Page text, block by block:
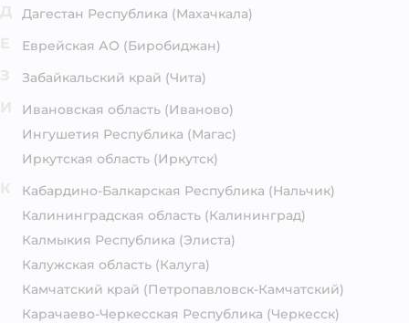
Дагестан Республика (Махачкала)
Еврейская АО (Биробиджан)
Забайкальский край (Чита)
Ивановская область (Иваново)
Ингушетия Республика (Магас)
Иркутская область (Иркутск)
Кабардино-Балкарская Республика (Нальчик)
Калининградская область (Калининград)
Калмыкия Республика (Элиста)
Калужская область (Калуга)
Камчатский край (Петропавловск-Камчатский)
Карачаево-Черкесская Республика (Черкесск)